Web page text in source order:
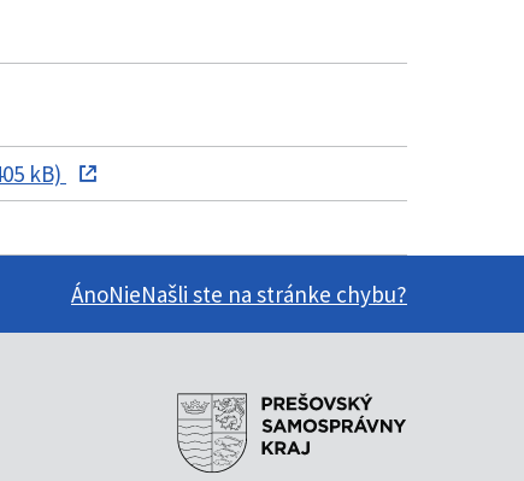
kB)
ÁnoNieNašli ste na stránke chybu?